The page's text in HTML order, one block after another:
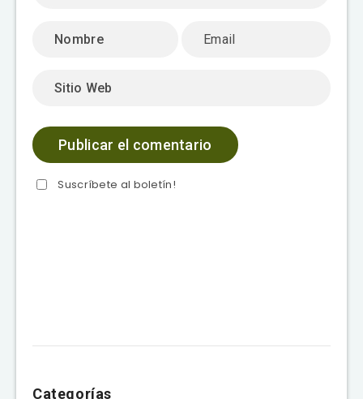
Suscríbete al boletín!
Categorías